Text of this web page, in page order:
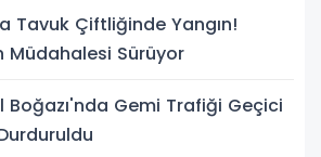
Tavuk Çiftliğinde Yangın!
Müdahalesi Sürüyor
Boğazı'nda Gemi Trafiği Geçici